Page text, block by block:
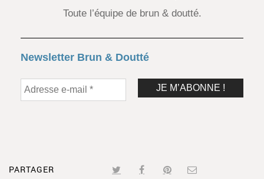
Toute l’équipe de brun & doutté.
Newsletter Brun & Doutté
PARTAGER